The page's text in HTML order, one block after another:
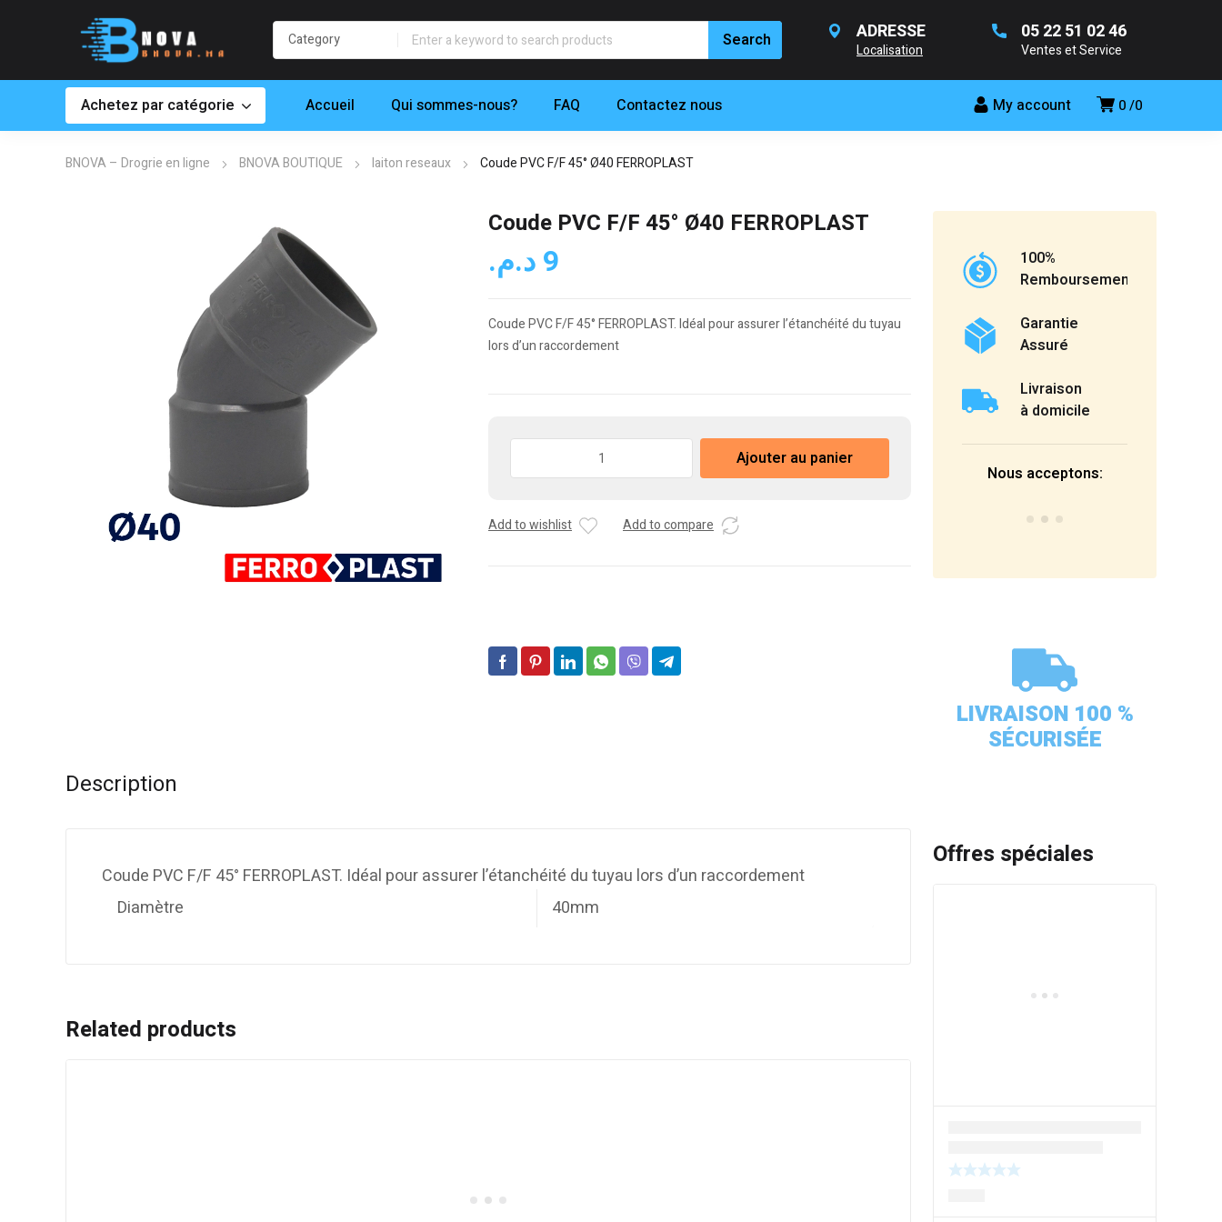
ADRESSE
Localisation
05 22 51 02 46
Ventes et Service
0 0
My account
Achetez par catégorie Accueil Qui sommes-nous? FAQ Contactez nous
BNOVA – Drogrie en ligne BNOVA BOUTIQUE laiton reseaux Coude PVC F/F 45° Ø40 FERROPLAST
Coude PVC F/F 45° Ø40 FERROPLAST
9د.م.
Coude PVC F/F 45° FERROPLAST. Idéal pour assurer l’étanchéité du tuyau
lors d’un raccordement
F/F
Ajouter au panier
Add to wishlist Add to compare
Description
Coude PVC F/F 45° FERROPLAST. Idéal pour assurer l’étanchéité du tuyau lors d’un raccordement
Diamètre
40mm
Related products
100%
Remboursement
Garantie
Assuré
Livraison
à domicile
Nous acceptons:
LIVRAISON 100 %
SÉCURISÉE
Offres spéciales